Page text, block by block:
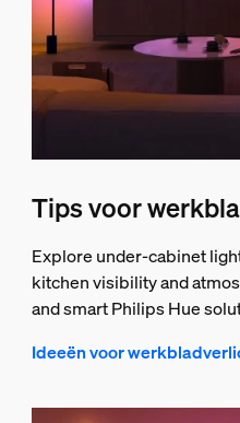
Tips voor
Explore under-cabinet
kitchen visibility and
and smart Philips Hue
Ideeën voor